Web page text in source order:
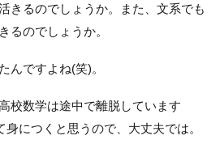
きるのでしょうか。また、文系でも
るのでしょうか。
んですよね(笑)。
校数学は途中で離脱しています
につくと思うので、大丈夫では。